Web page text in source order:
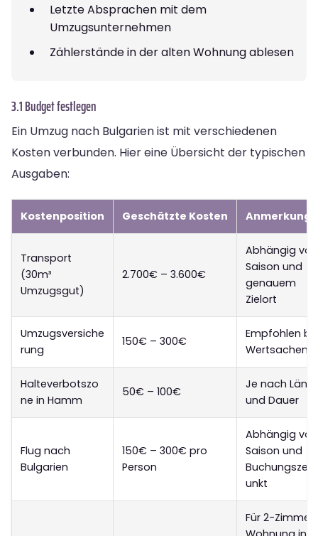
Letzte Absprachen mit dem
Umzugsunternehmen
Zählerstände in der alten Wohnung ablesen
3.1 Budget festlegen
Ein Umzug nach Bulgarien ist mit verschiedenen
Kosten verbunden. Hier eine Übersicht der typischen
Ausgaben:
Kostenposition Geschätzte Kosten
Transport
(30m³
Umzugsgut)
2.700€ – 3.600€
Abhängig von
Saison und
genauem
Zielort
Umzugsversiche
rung
150€ – 300€
Empfohlen
Wertsachen
Halteverbotszo
ne in Hamm
50€ – 100€
Je nach
und Dauer
Flug nach
Bulgarien
150€ – 300€ pro
Person
Abhängig von
Saison und
unkt
Für 2-